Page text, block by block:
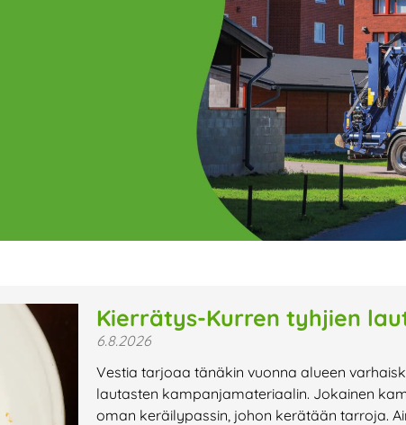
uutiset,
lähiaikojen
Kierrätys-Kurren tyhjien
6.8.2026
Vestia tarjoaa tänäkin vuonna alueen
lautasten kampanjamateriaalin. Jokainen
oman keräilypassin, johon kerätään tarroja.
PagePage